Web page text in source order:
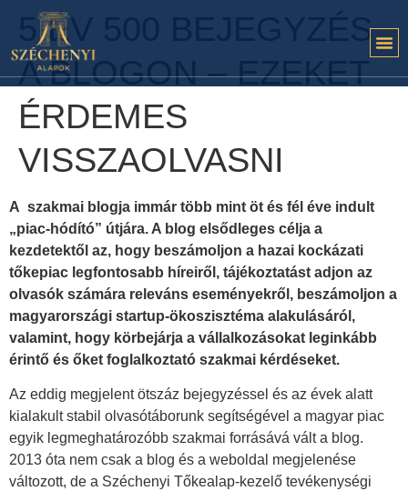
5 ÉV 500 BEJEGYZÉS
A BLOGON – EZEKET
ÉRDEMES
VISSZAOLVASNI
A szakmai blogja immár több mint öt és fél éve indult
„piac-hódító” útjára. A blog elsődleges célja a
kezdetektől az, hogy beszámoljon a hazai kockázati
tőkepiac legfontosabb híreiről, tájékoztatást adjon az
olvasók számára releváns eseményekről, beszámoljon a
magyarországi startup-ökoszisztéma alakulásáról,
valamint, hogy körbejárja a vállalkozásokat leginkább
érintő és őket foglalkoztató szakmai kérdéseket.
Az eddig megjelent ötszáz bejegyzéssel és az évek alatt
kialakult stabil olvasótáborunk segítségével a magyar piac
egyik legmeghatározóbb szakmai forrásává vált a blog.
2013 óta nem csak a blog és a weboldal megjelenése
változott, de a Széchenyi Tőkealap-kezelő tevékenységi